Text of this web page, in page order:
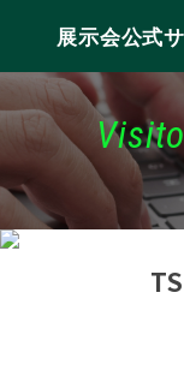
展示会公式